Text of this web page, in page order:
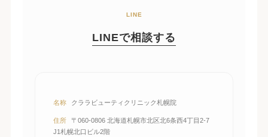
LINE
LINEで相談する
名称 クララビューティクリニック札幌院
住所
〒060-0806 北海道札幌市北区北6条西4丁目2-7
J1札幌北口ビル2階